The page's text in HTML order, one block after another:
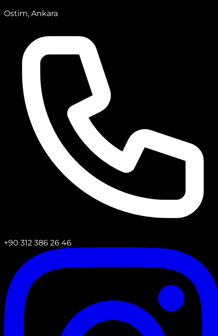
Ostim, Ankara
+90 312 386 26 46